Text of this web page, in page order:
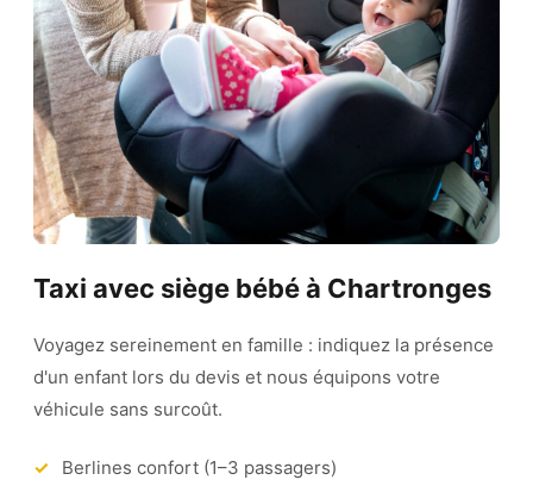
Taxi avec siège bébé à Chartronges
Voyagez sereinement en famille : indiquez la présence
d'un enfant lors du devis et nous équipons votre
véhicule sans surcoût.
Berlines confort (1–3 passagers)